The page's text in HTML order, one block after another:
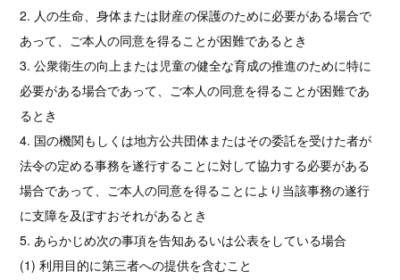
2. 人の生命、身体または財産の保護のために必要がある場合で
あって、ご本人の同意を得ることが困難であるとき
3. 公衆衛生の向上または児童の健全な育成の推進のために特に
必要がある場合であって、ご本人の同意を得ることが困難であ
るとき
4. 国の機関もしくは地方公共団体またはその委託を受けた者が
法令の定める事務を遂行することに対して協力する必要がある
場合であって、ご本人の同意を得ることにより当該事務の遂行
に支障を及ぼすおそれがあるとき
5. あらかじめ次の事項を告知あるいは公表をしている場合
(1) 利用目的に第三者への提供を含むこと